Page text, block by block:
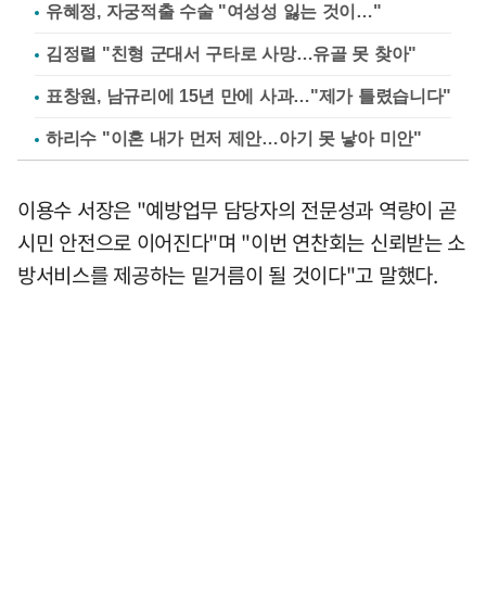
유혜정, 자궁적출 수술 "여성성 잃는 것이…"
김정렬 "친형 군대서 구타로 사망…유골 못 찾아"
표창원, 남규리에 15년 만에 사과…"제가 틀렸습니다"
하리수 "이혼 내가 먼저 제안…아기 못 낳아 미안"
이용수 서장은 "예방업무 담당자의 전문성과 역량이 곧
시민 안전으로 이어진다"며 "이번 연찬회는 신뢰받는 소
방서비스를 제공하는 밑거름이 될 것이다"고 말했다.